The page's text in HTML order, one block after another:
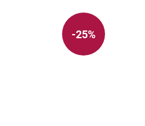
-25%